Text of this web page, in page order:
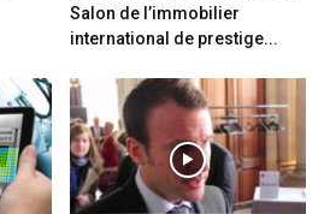
Salon de l’immobilier
international de prestige...